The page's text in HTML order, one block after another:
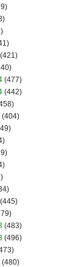
(421)
(477)
(442)
(404)
(445)
(483)
(496)
(480)